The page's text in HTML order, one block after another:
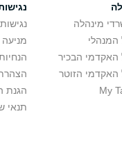
מינהלה
המנהלי
האקדמי הבכיר
האקדמי הזוטר
הגנת
תנאי